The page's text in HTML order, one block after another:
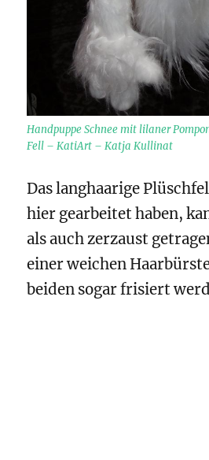
Handpuppe Schnee mit lilaner
Fell – KatiArt – Katja Kullinat
Das langhaarige
hier gearbeitet haben,
als auch zerzaust
einer weichen
beiden sogar frisiert